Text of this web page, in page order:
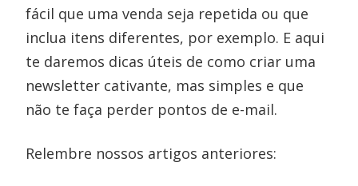
fácil que uma venda seja repetida ou que
inclua itens diferentes, por exemplo. E aqui
te daremos dicas úteis de como criar uma
newsletter cativante, mas simples e que
não te faça perder pontos de e-mail.
Relembre nossos artigos anteriores: